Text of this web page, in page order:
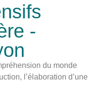
-
du monde
l’élaboration d’une